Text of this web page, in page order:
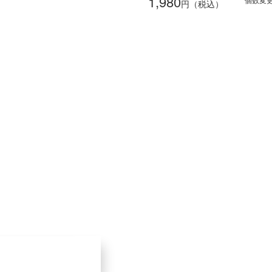
通販メニュー
円（税込）